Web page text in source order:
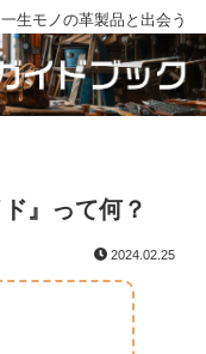
生モノの革製品と出会う
』って何？
2024.02.25